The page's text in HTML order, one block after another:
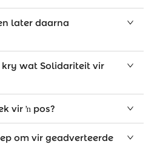
later daarna
kry wat Solidariteit vir
vir ŉ pos?
om vir geadverteerde